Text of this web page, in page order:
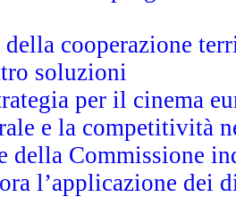
della cooperazione
soluzioni
per il cinema
e la competitività
della Commissione
l’applicazione dei